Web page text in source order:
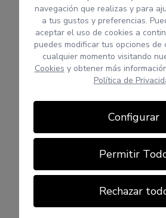
navegación que realizas y para
a tus gustos y preferencias.
aceptar el uso de cookies a
puedes modificar tus opciones de
cualquier momento visitando
Cookies y obtener más
Política de
Configurar
Permitir
Rechazar